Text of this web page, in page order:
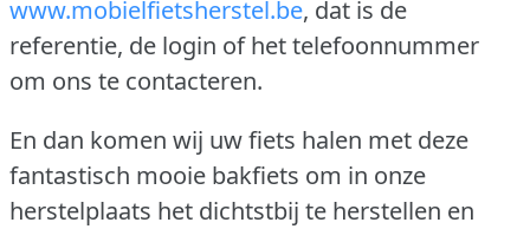
www.mobielfietsherstel.be, dat is de
referentie, de login of het telefoonnummer
om ons te contacteren.
En dan komen wij uw fiets halen met deze
fantastisch mooie bakfiets om in onze
herstelplaats het dichtstbij te herstellen en